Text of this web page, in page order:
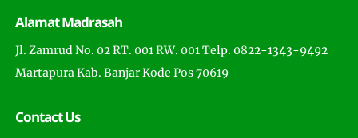
Alamat Madrasah
Jl. Zamrud No. 02 RT. 001 RW. 001 Telp. 0822-1343-9492
Martapura Kab. Banjar Kode Pos 70619
Contact Us